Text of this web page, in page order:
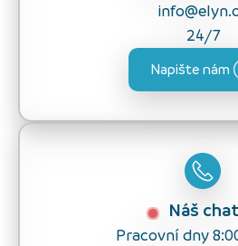
24/7
Napište nám
Náš
Pracovní dny